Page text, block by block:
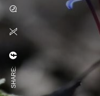
SHARE: